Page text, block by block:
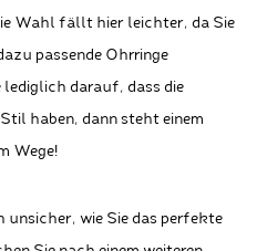
Wahl fällt hier leichter, da Sie
passende Ohrringe
darauf, dass die
haben, dann steht einem
Wege!
unsicher, wie Sie das perfekte